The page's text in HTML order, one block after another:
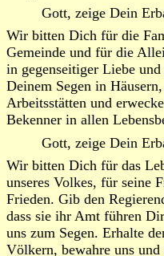
Gott, zeige Dein
Wir bitten Dich für die
Gemeinde und für die
in gegenseitiger Liebe
Deinem Segen in
Arbeitsstätten und
Bekenner in allen
Gott, zeige Dein
Wir bitten Dich für das
unseres Volkes, für seine
Frieden. Gib den
dass sie ihr Amt führen
uns zum Segen. Erhalte
Völkern, bewahre uns